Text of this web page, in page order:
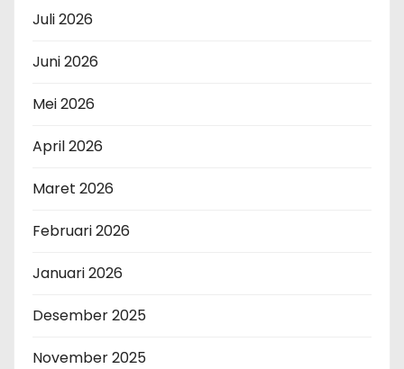
Juli 2026
Juni 2026
Mei 2026
April 2026
Maret 2026
Februari 2026
Januari 2026
Desember 2025
November 2025